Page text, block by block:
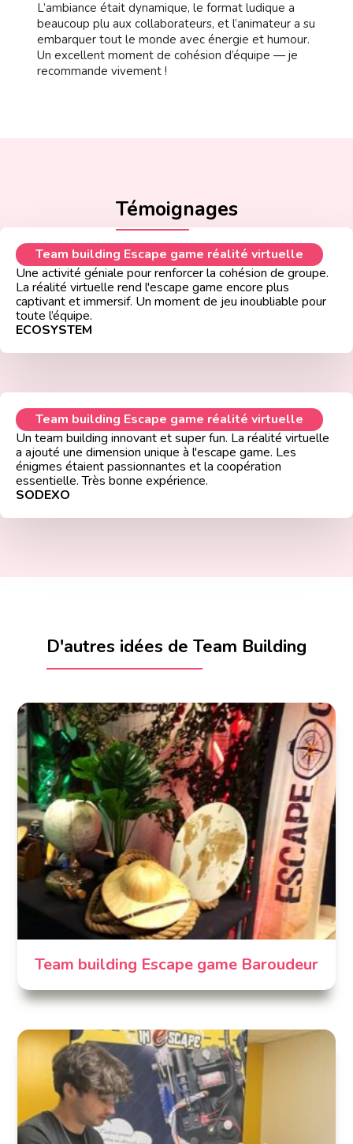
L’ambiance était dynamique, le format ludique a
beaucoup plu aux collaborateurs, et l’animateur a su
embarquer tout le monde avec énergie et humour.
Un excellent moment de cohésion d’équipe — je
recommande vivement !
Témoignages
Team building Escape game réalité virtuelle
Une activité géniale pour renforcer la cohésion de groupe.
La réalité virtuelle rend l'escape game encore plus
captivant et immersif. Un moment de jeu inoubliable pour
toute l’équipe.
ECOSYSTEM
Team building Escape game réalité virtuelle
Un team building innovant et super fun. La réalité virtuelle
a ajouté une dimension unique à l'escape game. Les
énigmes étaient passionnantes et la coopération
essentielle. Très bonne expérience.
SODEXO
D'autres idées de Team Building
Team building Escape game Baroudeur